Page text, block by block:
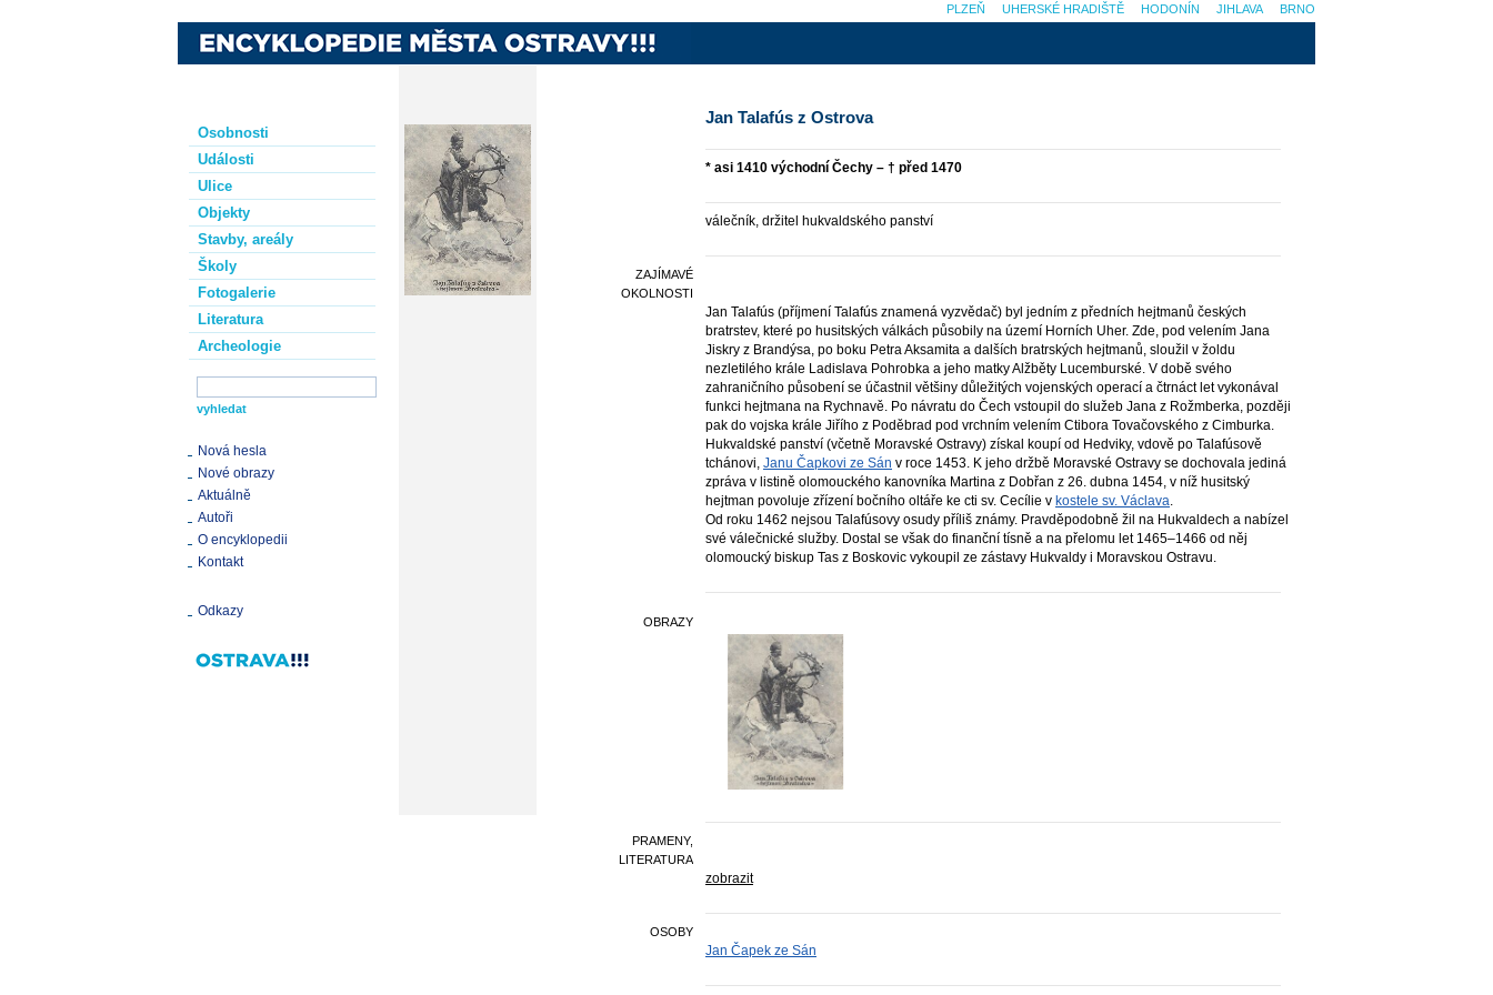
Osobnosti
Události
Ulice
Objekty
Stavby, areály
Školy
Fotogalerie
Literatura
Archeologie
Nová hesla
Nové obrazy
Aktuálně
Autoři
O encyklopedii
Kontakt
Odkazy
Jan Talafús z Ostrova
* asi 1410 východní Čechy – † před 1470
válečník, držitel hukvaldského panství
ZAJÍMAVÉ
OKOLNOSTI
Jan Talafús (příjmení Talafús znamená vyzvědač) byl jedním z předních hejtmanů českých
bratrstev, které po husitských válkách působily na území Horních Uher. Zde, pod velením Jana
Jiskry z Brandýsa, po boku Petra Aksamita a dalších bratrských hejtmanů, sloužil v žoldu
nezletilého krále Ladislava Pohrobka a jeho matky Alžběty Lucemburské. V době svého
zahraničního působení se účastnil většiny důležitých vojenských operací a čtrnáct let vykonával
funkci hejtmana na Rychnavě. Po návratu do Čech vstoupil do služeb Jana z Rožmberka, později
pak do vojska krále Jiřího z Poděbrad pod vrchním velením Ctibora Tovačovského z Cimburka.
Hukvaldské panství (včetně Moravské Ostravy) získal koupí od Hedviky, vdově po Talafúsově
tchánovi, Janu Čapkovi ze Sán v roce 1453. K jeho držbě Moravské Ostravy se dochovala jediná
zpráva v listině olomouckého kanovníka Martina z Dobřan z 26. dubna 1454, v níž husitský
hejtman povoluje zřízení bočního oltáře ke cti sv. Cecílie v kostele sv. Václava.
Od roku 1462 nejsou Talafúsovy osudy příliš známy. Pravděpodobně žil na Hukvaldech a nabízel
své válečnické služby. Dostal se však do finanční tísně a na přelomu let 1465–1466 od něj
olomoucký biskup Tas z Boskovic vykoupil ze zástavy Hukvaldy i Moravskou Ostravu.
OBRAZY
PRAMENY,
LITERATURA
zobrazit
OSOBY
Jan Čapek ze Sán
BRNO
JIHLAVA
HODONÍN
UHERSKÉ HRADIŠTĚ
PLZEŇ